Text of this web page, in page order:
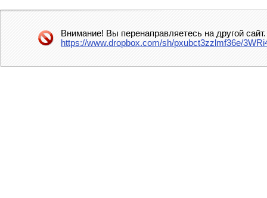
Внимание! Вы перенаправляетесь на другой
https://www.dropbox.com/sh/pxubct3zzlmf36e/